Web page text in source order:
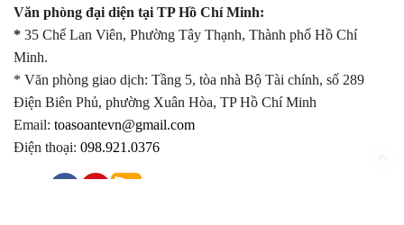
Văn phòng đại diện tại TP Hồ Chí Minh:
* 35 Chế Lan Viên, Phường Tây Thạnh, Thành phố Hồ Chí
Minh.
* Văn phòng giao dịch: Tầng 5, tòa nhà Bộ Tài chính, số 289
Điện Biên Phủ, phường Xuân Hòa, TP Hồ Chí Minh
Email: toasoantevn@gmail.com
Điện thoại: 098.921.0376